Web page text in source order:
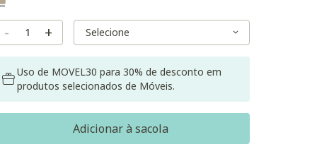
- + Variant Size
Variant Size
Uso de MOVEL30 para 30% de desconto em
produtos selecionados de Móveis.
Adicionar à sacola